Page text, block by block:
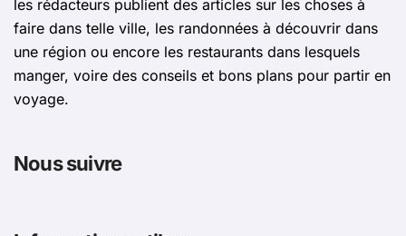
les rédacteurs publient des articles sur les choses à
faire dans telle ville, les randonnées à découvrir dans
une région ou encore les restaurants dans lesquels
manger, voire des conseils et bons plans pour partir en
voyage.
Nous suivre